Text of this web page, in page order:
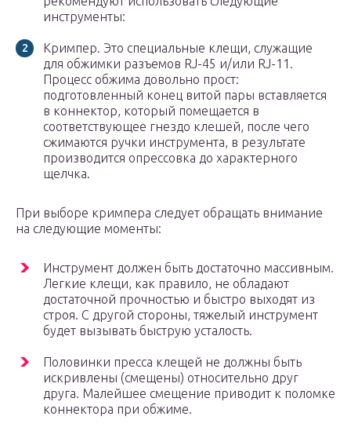
инструменты:
Кримпер. Это специальные клещи, служащие
для обжимки разъемов RJ-45 и/или RJ-11.
Процесс обжима довольно прост:
подготовленный конец витой пары вставляется
в коннектор, который помещается в
соответствующее гнездо клешей, после чего
сжимаются ручки инструмента, в результате
производится опрессовка до характерного
щелчка.
При выборе кримпера следует обращать внимание
на следующие моменты:
Инструмент должен быть достаточно массивным.
Легкие клещи, как правило, не обладают
достаточной прочностью и быстро выходят из
строя. С другой стороны, тяжелый инструмент
будет вызывать быструю усталость.
Половинки пресса клещей не должны быть
искривлены (смещены) относительно друг
друга. Малейшее смещение приводит к поломке
коннектора при обжиме.